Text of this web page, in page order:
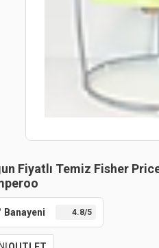
Fiyatlı Temiz Fisher
Banayeni 4.8/5